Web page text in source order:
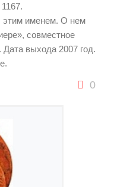
этим именем. О нем
совместное
выхода 2007 год.
0